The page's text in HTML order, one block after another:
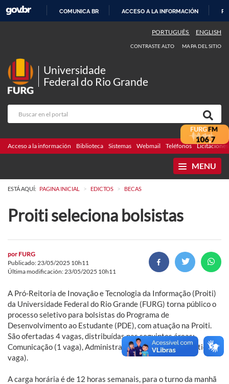
CONTENIDO
COMUNICA BR ACCESO A LA INFORMACIÓN
PORTUGUÊS ENGLISH
CONTRASTE ALTO MAPA DEL SITIO
Universidade
Federal do Rio Grande
Acceso a la información Biblioteca Sistemas Webmail Teléfonos Licitaciones
MENU
ESTÁ AQUÍ: PAGINA INICIAL > EDICTOS > BECAS
Proiti seleciona bolsistas
por FURG
Publicado: 23/05/2025 10h11
Última modificación: 23/05/2025 10h11
A Pró-Reitoria de Inovação e Tecnologia da Informação (Proiti)
da Universidade Federal do Rio Grande (FURG) torna público o
processo seletivo para bolsistas do Programa de
Desenvolvimento ao Estudante (PDE), com atuação na Proiti.
São ofertadas 4 vagas, distribuídas nas seguintes áreas:
Comunicação (1 vaga), Administrativo (2 vagas), Informática (1
vaga).
A carga horária é de 12 horas semanais, para o turno da manhã